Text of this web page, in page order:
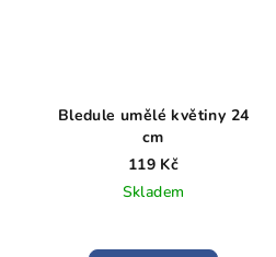
Bledule umělé květiny 24
cm
119 Kč
Skladem